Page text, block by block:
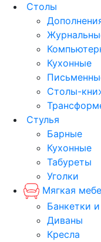
Столы
Кухонные
Столы-
Стулья
Барные
Кухонные
Табуреты
Уголки
Мягкая
Банкетки
Диваны
Кресла